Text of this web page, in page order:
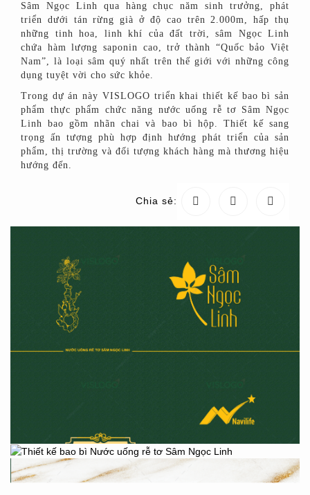
Sâm Ngọc Linh qua hàng chục năm sinh trưởng, phát
triển dưới tán rừng già ở độ cao trên 2.000m, hấp thụ
những tinh hoa, linh khí của đất trời, sâm Ngọc Linh
chứa hàm lượng saponin cao, trở thành “Quốc bảo Việt
Nam”, là loại sâm quý nhất trên thế giới với những công
dụng tuyệt vời cho sức khỏe.
Trong dự án này VISLOGO triển khai thiết kế bao bì sản
phẩm thực phẩm chức năng nước uống rễ tơ Sâm Ngọc
Linh bao gồm nhãn chai và bao bì hộp. Thiết kế sang
trọng ấn tượng phù hợp định hướng phát triển của sản
phẩm, thị trường và đối tượng khách hàng mà thương hiệu
hướng đến.
Chia sẻ: